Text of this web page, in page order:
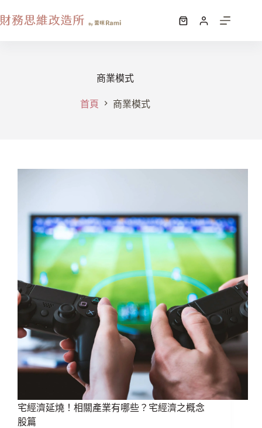
商業模式
首頁 商業模式
宅經濟延燒！相關產業有哪些？宅經濟之概念
股篇